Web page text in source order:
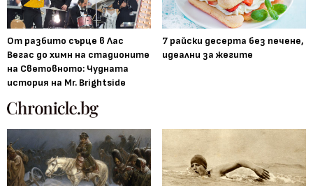
От разбито сърце в Лас
Вегас до химн на стадионите
на Световното: Чудната
история на Mr. Brightside
7 райски десерта без печене,
идеални за жегите